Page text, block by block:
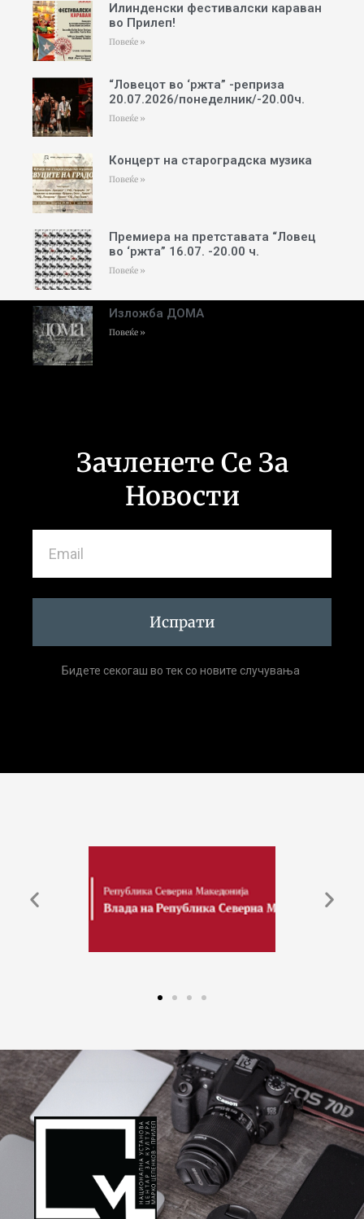
Илинденски фестивалски караван
во Прилеп!
Повеќе »
“Ловецот во ‘ржта” -реприза
20.07.2026/понеделник/-20.00ч.
Повеќе »
Концерт на староградска музика
Повеќе »
Премиера на претставата “Ловец
во ‘ржта” 16.07. -20.00 ч.
Повеќе »
Изложба ДОМА
Повеќе »
Зачленете Се За
Новости
Испрати
Бидете секогаш во тек со новите случувања